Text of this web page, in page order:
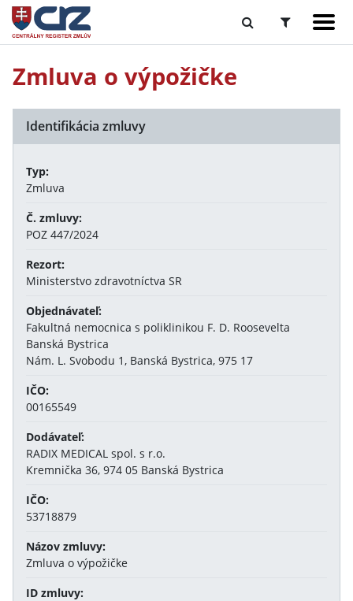
Zmluva o výpožičke
Identifikácia zmluvy
Typ:
Zmluva
Č. zmluvy:
POZ 447/2024
Rezort:
Ministerstvo zdravotníctva SR
Objednávateľ:
Fakultná nemocnica s poliklinikou F. D. Roosevelta
Banská Bystrica
Nám. L. Svobodu 1, Banská Bystrica, 975 17
IČO:
00165549
Dodávateľ:
RADIX MEDICAL spol. s r.o.
Kremnička 36, 974 05 Banská Bystrica
IČO:
53718879
Názov zmluvy:
Zmluva o výpožičke
ID zmluvy: